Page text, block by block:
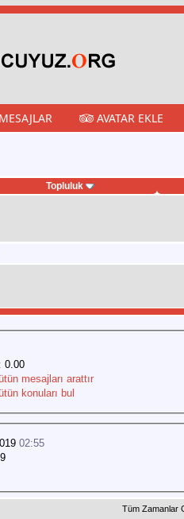
AVATAR EKLE
Topluluk
0.00
mesajları arattır
konuları bul
02:55
Tüm Zamanlar